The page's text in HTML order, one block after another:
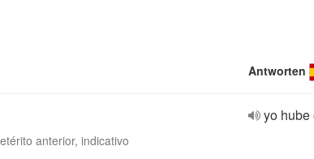
Antworten
anterior, indicativo
yo